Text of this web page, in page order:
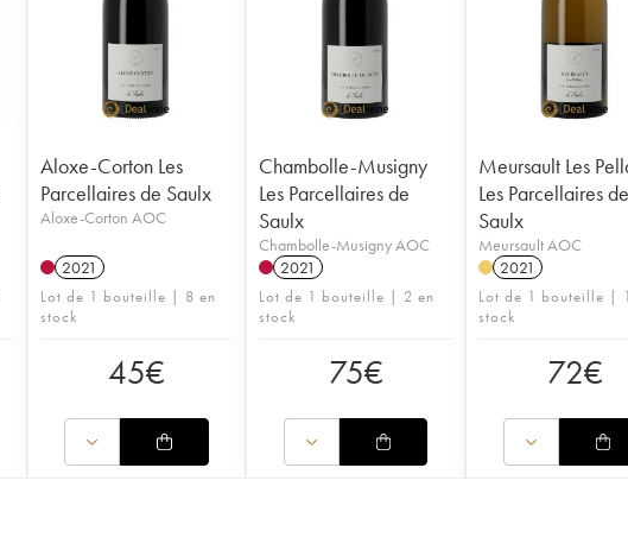
Aloxe-Corton Les
Parcellaires de Saulx
Aloxe-Corton AOC
2021
Lot de 1 bouteille | 8 en
stock
45€
Chambolle-Musigny
Les Parcellaires de
Saulx
Chambolle-Musigny AOC
2021
Lot de 1 bouteille | 2 en
stock
75€
Meursault Les
Les Parcellaires de
Saulx
Meursault AOC
2021
Lot de 1 bouteille |
stock
72€